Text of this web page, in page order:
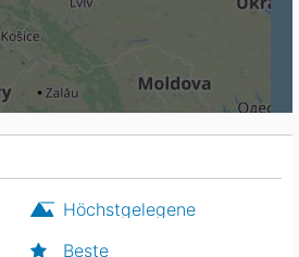
Höchstgelegene
Beste